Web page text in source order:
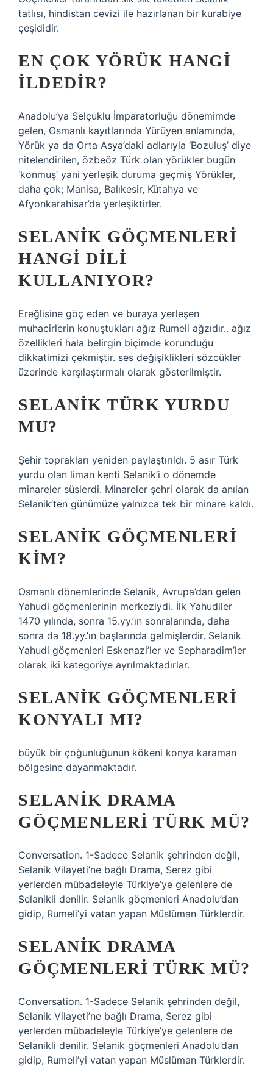
tatlısı, hindistan cevizi ile hazırlanan bir kurabiye
çeşididir.
EN ÇOK YÖRÜK HANGI
ILDEDIR?
Anadolu’ya Selçuklu İmparatorluğu dönemimde
gelen, Osmanlı kayıtlarında Yürüyen anlamında,
Yörük ya da Orta Asya’daki adlarıyla ‘Bozuluş’ diye
nitelendirilen, özbeöz Türk olan yörükler bugün
‘konmuş’ yani yerleşik duruma geçmiş Yörükler,
daha çok; Manisa, Balıkesir, Kütahya ve
Afyonkarahisar’da yerleşiktirler.
SELANIK GÖÇMENLERI
HANGI DILI
KULLANIYOR?
Ereğlisine göç eden ve buraya yerleşen
muhacirlerin konuştukları ağız Rumeli ağzıdır.. ağız
özellikleri hala belirgin biçimde korunduğu
dikkatimizi çekmiştir. ses değişiklikleri sözcükler
üzerinde karşılaştırmalı olarak gösterilmiştir.
SELANIK TÜRK YURDU
MU?
Şehir toprakları yeniden paylaştırıldı. 5 asır Türk
yurdu olan liman kenti Selanik’i o dönemde
minareler süslerdi. Minareler şehri olarak da anılan
Selanik’ten günümüze yalnızca tek bir minare kaldı.
SELANIK GÖÇMENLERI
KIM?
Osmanlı dönemlerinde Selanik, Avrupa’dan gelen
Yahudi göçmenlerinin merkeziydi. İlk Yahudiler
1470 yılında, sonra 15.yy.’ın sonralarında, daha
sonra da 18.yy.’ın başlarında gelmişlerdir. Selanik
Yahudi göçmenleri Eskenazi’ler ve Sepharadim’ler
olarak iki kategoriye ayrılmaktadırlar.
SELANIK GÖÇMENLERI
KONYALI MI?
büyük bir çoğunluğunun kökeni konya karaman
bölgesine dayanmaktadır.
SELANIK DRAMA
GÖÇMENLERI TÜRK MÜ?
Conversation. 1-Sadece Selanik şehrinden değil,
Selanik Vilayeti’ne bağlı Drama, Serez gibi
yerlerden mübadeleyle Türkiye’ye gelenlere de
Selanikli denilir. Selanik göçmenleri Anadolu’dan
gidip, Rumeli’yi vatan yapan Müslüman Türklerdir.
SELANIK DRAMA
GÖÇMENLERI TÜRK MÜ?
Conversation. 1-Sadece Selanik şehrinden değil,
Selanik Vilayeti’ne bağlı Drama, Serez gibi
yerlerden mübadeleyle Türkiye’ye gelenlere de
Selanikli denilir. Selanik göçmenleri Anadolu’dan
gidip, Rumeli’yi vatan yapan Müslüman Türklerdir.